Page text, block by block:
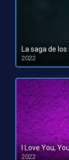
La saga de
2022
HD 1080pHD
I Love You,
2022